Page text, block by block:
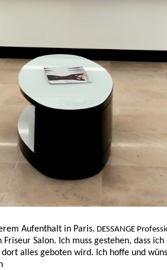
Aufenthalt in Paris. DESSANGE
Salon. Ich muss gestehen, dass
dort alles geboten wird. Ich hoffe und